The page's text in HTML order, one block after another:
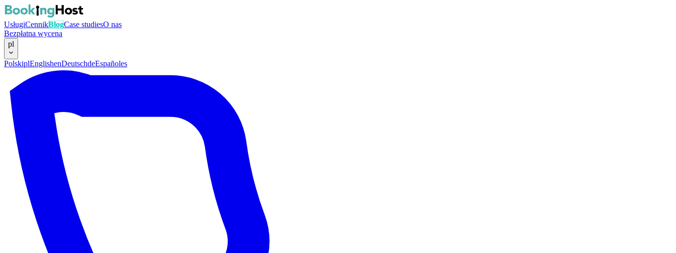
UsługiCennikBlogCase studiesO nas
Bezpłatna wycena
pl
PolskiplEnglishenDeutschdeEspañoles